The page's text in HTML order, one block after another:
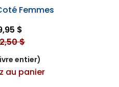
Femmes
$
$
entier)
au panier